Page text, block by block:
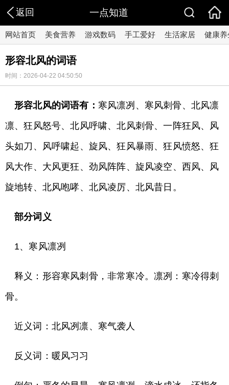
返回 一点知道
网站首页 美食营养 游戏数码 手工爱好 生活家居 健康养
形容北风的词语
时间：2026-04-22 04:50:50
形容北风的词语有： 寒风凛冽、寒风刺骨、北风凛
凛、狂风怒号、北风呼啸、北风刺骨、一阵狂风、风
头如刀、风呼啸起、旋风、狂风暴雨、狂风愤怒、狂
风大作、大风更狂、劲风阵阵、旋风凌空、西风、风
旋地转、北风咆哮、北风凌厉、北风昔日。
部分词义
1、寒风凛冽
释义：形容寒风刺骨，非常寒冷。凛冽：寒冷得刺
骨。
近义词：北风冽凛、寒气袭人
反义词：暖风习习